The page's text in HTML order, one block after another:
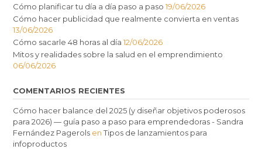
Cómo planificar tu día a día paso a paso 19/06/2026
Cómo hacer publicidad que realmente convierta en ventas
13/06/2026
Cómo sacarle 48 horas al día 12/06/2026
Mitos y realidades sobre la salud en el emprendimiento
06/06/2026
COMENTARIOS RECIENTES
Cómo hacer balance del 2025 (y diseñar objetivos poderosos
para 2026) — guía paso a paso para emprendedoras - Sandra
Fernández Pagerols enTipos de lanzamientos para
infoproductos